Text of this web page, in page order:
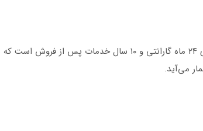
آلتون همواره رضایت مشتریان را در اولویت قرار داده است. این هود
می‌آید.